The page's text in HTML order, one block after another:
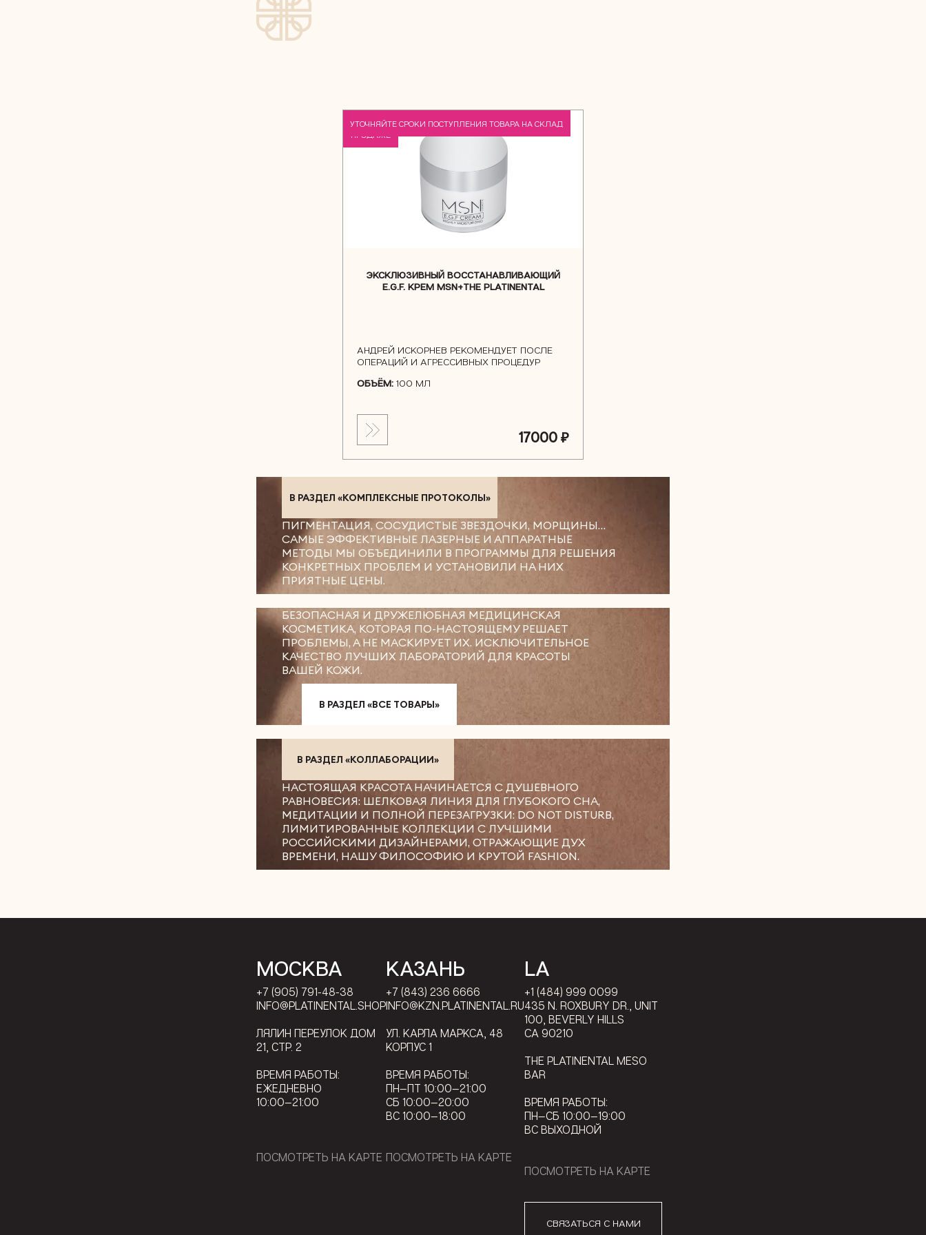
СНОВА В
ПРОДАЖЕ
УТОЧНЯЙТЕ СРОКИ ПОСТУПЛЕНИЯ ТОВАРА НА СКЛАД
ЭКСКЛЮЗИВНЫЙ ВОССТАНАВЛИВАЮЩИЙ
E.G.F. КРЕМ MSN+THE PLATINENTAL
АНДРЕЙ ИСКОРНЕВ РЕКОМЕНДУЕТ ПОСЛЕ
ОПЕРАЦИЙ И АГРЕССИВНЫХ ПРОЦЕДУР
ОБЪЁМ: 100 МЛ
17000 ₽
В РАЗДЕЛ «КОМПЛЕКСНЫЕ ПРОТОКОЛЫ»
ПИГМЕНТАЦИЯ, СОСУДИСТЫЕ ЗВЕЗДОЧКИ, МОРЩИНЫ…
САМЫЕ ЭФФЕКТИВНЫЕ ЛАЗЕРНЫЕ И АППАРАТНЫЕ
МЕТОДЫ МЫ ОБЪЕДИНИЛИ В ПРОГРАММЫ ДЛЯ РЕШЕНИЯ
КОНКРЕТНЫХ ПРОБЛЕМ И УСТАНОВИЛИ НА НИХ
ПРИЯТНЫЕ ЦЕНЫ.
БЕЗОПАСНАЯ И ДРУЖЕЛЮБНАЯ МЕДИЦИНСКАЯ
КОСМЕТИКА, КОТОРАЯ ПО-НАСТОЯЩЕМУ РЕШАЕТ
ПРОБЛЕМЫ, А НЕ МАСКИРУЕТ ИХ. ИСКЛЮЧИТЕЛЬНОЕ
КАЧЕСТВО ЛУЧШИХ ЛАБОРАТОРИЙ ДЛЯ КРАСОТЫ
ВАШЕЙ КОЖИ.
В РАЗДЕЛ «ВСЕ ТОВАРЫ»
В РАЗДЕЛ «КОЛЛАБОРАЦИИ»
НАСТОЯЩАЯ КРАСОТА НАЧИНАЕТСЯ С ДУШЕВНОГО
РАВНОВЕСИЯ: ШЕЛКОВАЯ ЛИНИЯ ДЛЯ ГЛУБОКОГО СНА,
МЕДИТАЦИИ И ПОЛНОЙ ПЕРЕЗАГРУЗКИ: DO NOT DISTURB,
ЛИМИТИРОВАННЫЕ КОЛЛЕКЦИИ С ЛУЧШИМИ
РОССИЙСКИМИ ДИЗАЙНЕРАМИ, ОТРАЖАЮЩИЕ ДУХ
ВРЕМЕНИ, НАШУ ФИЛОСОФИЮ И КРУТОЙ FASHION.
МОСКВА
+7 (905) 791-48-38
INFO@PLATINENTAL.SHOP
ЛЯЛИН ПЕРЕУЛОК ДОМ
21, СТР. 2
ВРЕМЯ РАБОТЫ:
ЕЖЕДНЕВНО
10:00—21:00
ПОСМОТРЕТЬ НА КАРТЕ
КАЗАНЬ
+7 (843) 236 6666
INFO@KZN.PLATINENTAL.RU
УЛ. КАРЛА МАРКСА, 48
КОРПУС 1
ВРЕМЯ РАБОТЫ:
ПН—ПТ 10:00—21:00
СБ 10:00—20:00
ВС 10:00—18:00
ПОСМОТРЕТЬ НА КАРТЕ
LA
+1 (484) 999 0099
435 N. ROXBURY DR., UNIT
100, BEVERLY HILLS
CA 90210
THE PLATINENTAL MESO
BAR
ВРЕМЯ РАБОТЫ:
ПН—СБ 10:00—19:00
ВС ВЫХОДНОЙ
ПОСМОТРЕТЬ НА КАРТЕ
СВЯЗАТЬСЯ С НАМИ